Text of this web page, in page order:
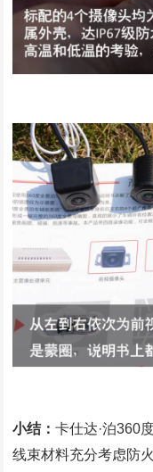
小结：卡仕达·泊360
线束材料充分考虑防